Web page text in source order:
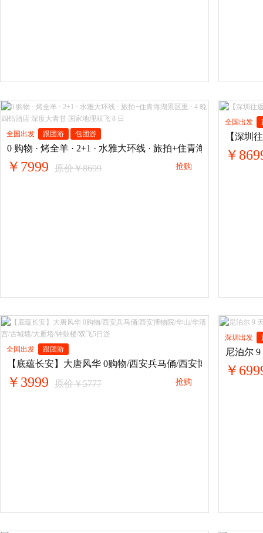
全国出发 跟团游 包团游
0 购物 · 烤全羊 · 2+1 · 水雅大环线 · 旅拍+住青海湖景区里 ·
￥7999 原价￥8699 抢购
全国出发
【深圳
￥
全国出发 跟团游
【底蕴长安】大唐风华 0购物/西安兵马俑/西安博物院/华山/
￥3999 原价￥5777 抢购
深圳出发
尼泊尔
￥